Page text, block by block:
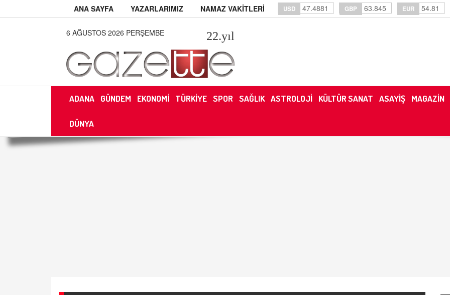
ANA SAYFA YAZARLARIMIZ NAMAZ VAKİTLERİ USD 47.4881 GBP 63.845 EUR 54.81
6 AĞUSTOS 2026 PERŞEMBE 22.yıl
ADANA GÜNDEM EKONOMİ TÜRKİYE SPOR SAĞLIK ASTROLOJİ KÜLTÜR SANAT ASAYİŞ MAGAZİN
DÜNYA